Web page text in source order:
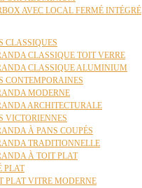
AVEC LOCAL FERMÉ INTÉGRÉ
CLASSIQUES
CLASSIQUE TOIT VERRE
CLASSIQUE ALUMINIUM
CONTEMPORAINES
MODERNE
ARCHITECTURALE
VICTORIENNES
À PANS COUPÉS
TRADITIONNELLE
À TOIT PLAT
PLAT
PLAT VITRE MODERNE